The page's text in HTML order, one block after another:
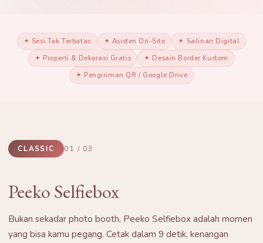
✦ Sesi Tak Terbatas ✦ Asisten On-Site
✦ Salinan Digital
✦ Properti & Dekorasi Gratis
✦ Desain Border Kustom
✦ Pengiriman QR / Google Drive
CLASSIC 01 / 03
Peeko Selfiebox
Bukan sekadar photo booth, Peeko Selfiebox adalah momen
yang bisa kamu pegang. Cetak dalam 9 detik, kenangan